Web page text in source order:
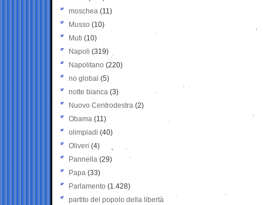
moschea (11)
Musso (10)
Muti (10)
Napoli (319)
Napolitano (220)
no global (5)
notte bianca (3)
Nuovo Centrodestra (2)
Obama (11)
olimpiadi (40)
Oliveri (4)
Pannella (29)
Papa (33)
Parlamento (1.428)
partito del popolo della libertà